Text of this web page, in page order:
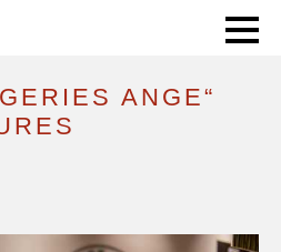
ANGE“ VERTAUEN AURES
ANGE“